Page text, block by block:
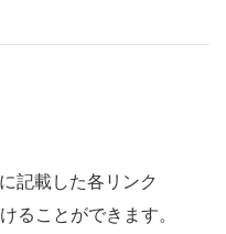
記載した各リンク
ることができます。